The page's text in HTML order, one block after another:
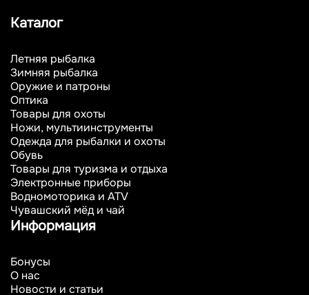
Каталог
Летняя рыбалка
Зимняя рыбалка
Оружие и патроны
Оптика
Товары для охоты
Ножи, мультиинструменты
Одежда для рыбалки и охоты
Обувь
Товары для туризма и отдыха
Электронные приборы
Водномоторика и ATV
Чувашский мёд и чай
Информация
Бонусы
О нас
Новости и статьи